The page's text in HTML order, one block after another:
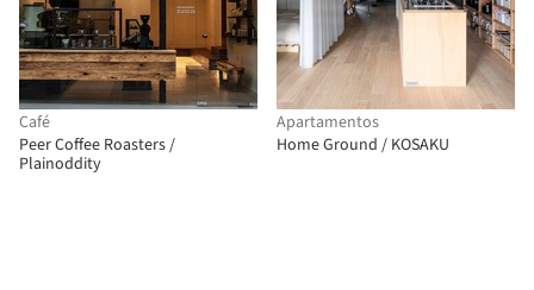
Café
Peer Coffee Roasters /
Plainoddity
Apartamentos
Home Ground / KOSAKU